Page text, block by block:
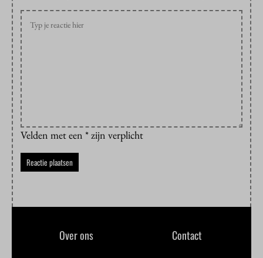
Velden met een * zijn verplicht
Over ons Contact